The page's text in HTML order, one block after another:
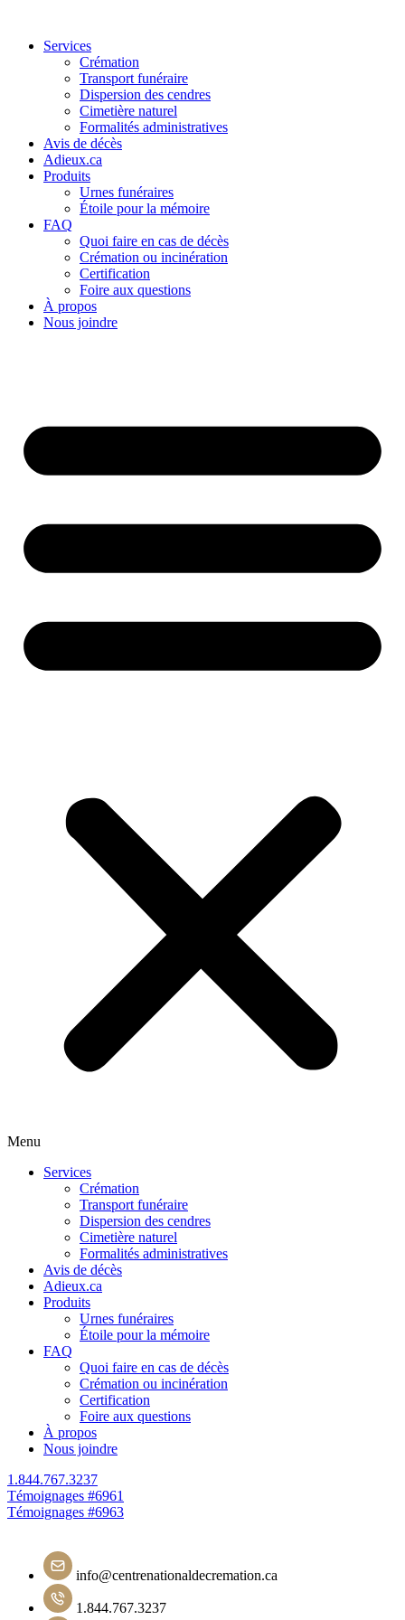
Services
Crémation
Transport funéraire
Dispersion des cendres
Cimetière naturel
Formalités administratives
Avis de décès
Adieux.ca
Produits
Urnes funéraires
Étoile pour la mémoire
FAQ
Quoi faire en cas de décès
Crémation ou incinération
Certification
Foire aux questions
À propos
Nous joindre
Menu
Services
Crémation
Transport funéraire
Dispersion des cendres
Cimetière naturel
Formalités administratives
Avis de décès
Adieux.ca
Produits
Urnes funéraires
Étoile pour la mémoire
FAQ
Quoi faire en cas de décès
Crémation ou incinération
Certification
Foire aux questions
À propos
Nous joindre
1.844.767.3237
Navigation
de
l'article
Témoignages #6961
Témoignages #6963
info@centrenationaldecremation.ca
1.844.767.3237